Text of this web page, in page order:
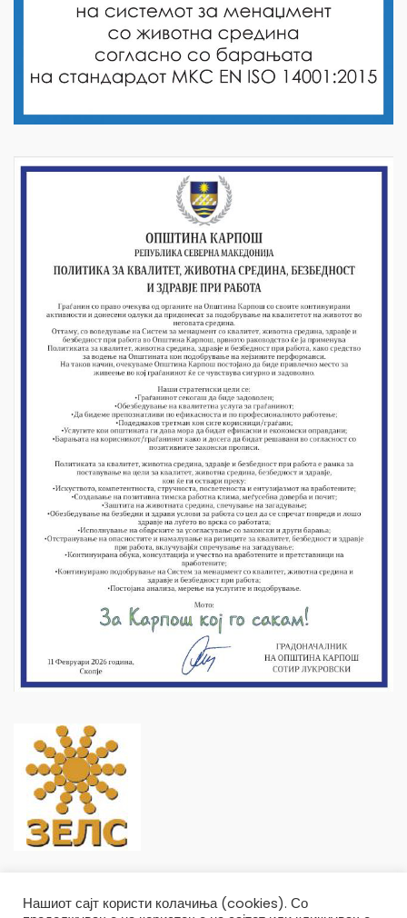
Нашиот сајт користи колачиња (cookies). Со